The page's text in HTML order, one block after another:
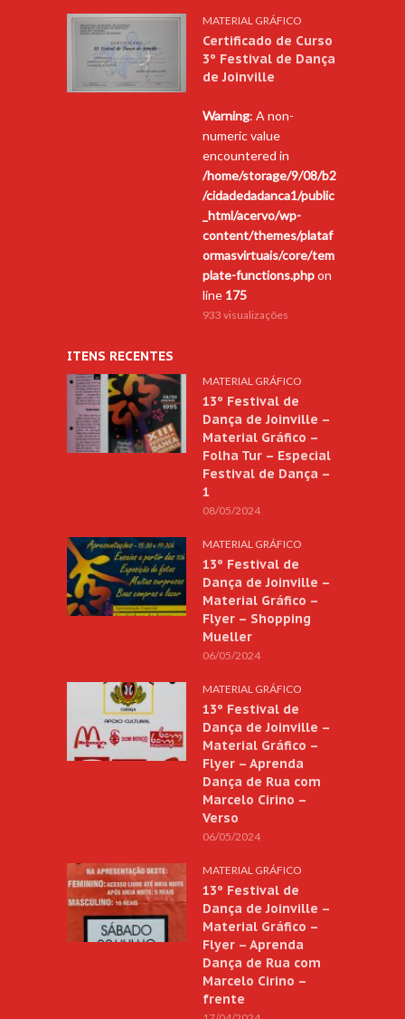
MATERIAL GRÁFICO
Certificado de Curso
3º Festival de Dança
de Joinville
Warning: A non-
numeric value
encountered in
/home/storage/9/08/b2
/cidadedadanca1/public
_html/acervo/wp-
content/themes/plataf
ormasvirtuais/core/tem
plate-functions.phpon
line 175
933 visualizações
ITENS RECENTES
MATERIAL GRÁFICO
13º Festival de
Dança de Joinville –
Material Gráfico –
Folha Tur – Especial
Festival de Dança –
1
08/05/2024
MATERIAL GRÁFICO
13º Festival de
Dança de Joinville –
Material Gráfico –
Flyer – Shopping
Mueller
06/05/2024
MATERIAL GRÁFICO
13º Festival de
Dança de Joinville –
Material Gráfico –
Flyer – Aprenda
Dança de Rua com
Marcelo Cirino –
Verso
06/05/2024
MATERIAL GRÁFICO
13º Festival de
Dança de Joinville –
Material Gráfico –
Flyer – Aprenda
Dança de Rua com
Marcelo Cirino –
frente